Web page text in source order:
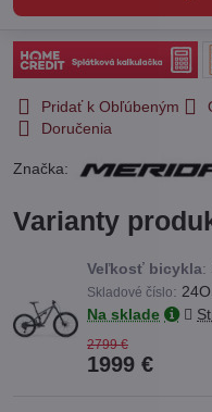
Pridať k Obľúbeným
Doručenia
Značka:
Varianty
Veľkosť bicykla:
Skladové číslo:
Na sklade
2799 €
1999 €